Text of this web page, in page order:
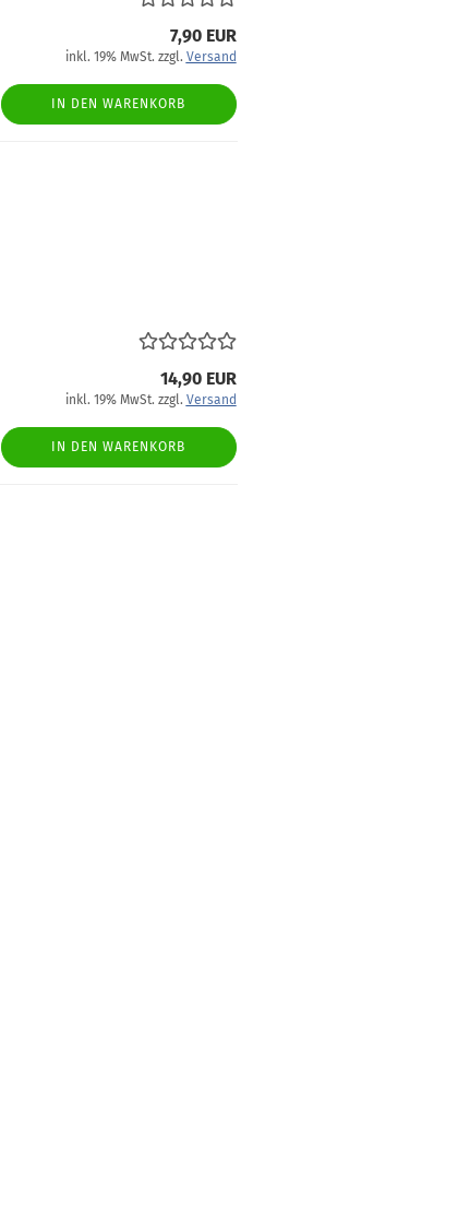
7,90 EUR
inkl. 19% MwSt. zzgl. Versand
IN DEN WARENKORB
14,90 EUR
inkl. 19% MwSt. zzgl. Versand
IN DEN WARENKORB